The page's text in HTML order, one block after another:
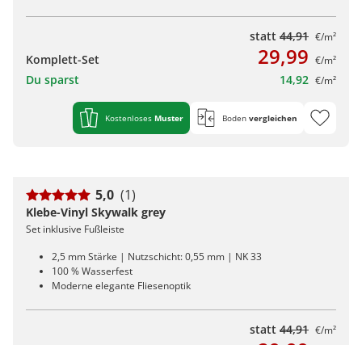
statt 44,91 €/m²
Komplett-Set 29,99 €/m²
Du sparst 14,92 €/m²
Kostenloses Muster Boden vergleichen
5,0 (1)
Klebe-Vinyl Skywalk grey
Set inklusive Fußleiste
2,5 mm Stärke | Nutzschicht: 0,55 mm | NK 33
100 % Wasserfest
Moderne elegante Fliesenoptik
statt 44,91 €/m²